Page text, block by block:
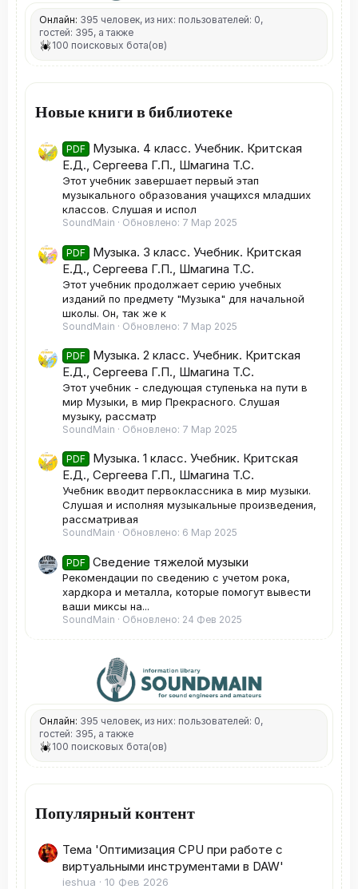
Онлайн: 395 человек, из них: пользователей: 0,
гостей: 395, а также
100 поисковых бота(ов)
Новые книги в библиотеке
PDF
Музыка. 4 класс. Учебник. Критская
Е.Д., Сергеева Г.П., Шмагина Т.С.
Этот учебник завершает первый этап
музыкального образования учащихся младших
классов. Слушая и испол
SoundMain Обновлено: 7 Мар 2025
PDF
Музыка. 3 класс. Учебник. Критская
Е.Д., Сергеева Г.П., Шмагина Т.С.
Этот учебник продолжает серию учебных
изданий по предмету "Музыка" для начальной
школы. Он, так же к
SoundMain Обновлено: 7 Мар 2025
PDF
Музыка. 2 класс. Учебник. Критская
Е.Д., Сергеева Г.П., Шмагина Т.С.
Этот учебник - следующая ступенька на пути в
мир Музыки, в мир Прекрасного. Слушая
музыку, рассматр
SoundMain Обновлено: 7 Мар 2025
PDF
Музыка. 1 класс. Учебник. Критская
Е.Д., Сергеева Г.П., Шмагина Т.С.
Учебник вводит первоклассника в мир музыки.
Слушая и исполняя музыкальные произведения,
рассматривая
SoundMain Обновлено: 6 Мар 2025
PDF Сведение тяжелой музыки
Рекомендации по сведению с учетом рока,
хардкора и металла, которые помогут вывести
ваши миксы на...
SoundMain Обновлено: 24 Фев 2025
Онлайн: 395 человек, из них: пользователей: 0,
гостей: 395, а также
100 поисковых бота(ов)
Популярный контент
Тема 'Оптимизация CPU при работе с
виртуальными инструментами в DAW'
ieshua
10 Фев 2026